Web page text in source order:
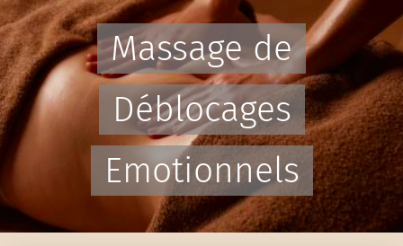
Massage de
Déblocages
Emotionnels